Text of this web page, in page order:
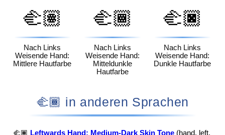
🫲🏽
Nach Links
Weisende Hand:
Mittlere Hautfarbe
🫲🏾
Nach Links
Weisende Hand:
Mitteldunkle
Hautfarbe
🫲🏿
Nach Links
Weisende Hand:
Dunkle Hautfarbe
🫲🏾 in anderen Sprachen
🫲🏾 Leftwards Hand: Medium-Dark Skin Tone (hand, left,